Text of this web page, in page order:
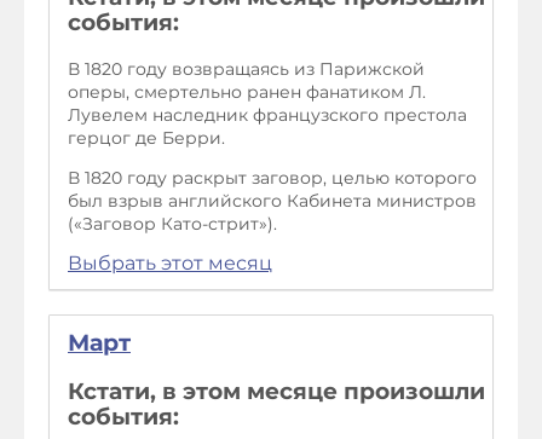
события:
В 1820 году возвращаясь из Парижской
оперы, смертельно ранен фанатиком Л.
Лувелем наследник французского престола
герцог де Берри.
В 1820 году раскрыт заговор, целью которого
был взрыв английского Кабинета министров
(«Заговор Като-стрит»).
Выбрать этот месяц
Март
Кстати, в этом месяце произошли
события: